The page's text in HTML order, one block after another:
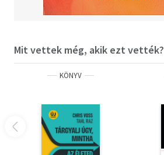
Mit vettek még, akik ezt vették?
KÖNYV